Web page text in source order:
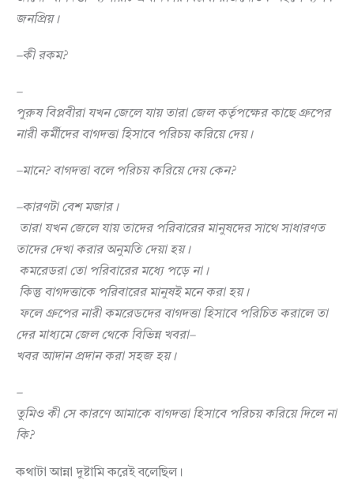
জনপ্রিয়।
–কী রকম?
–
পুরুষ বিপ্লবীরা যখন জেলে যায় তারা জেল কর্তৃপক্ষের কাছে গ্রুপের
নারী কর্মীদের বাগদত্তা হিসাবে পরিচয় করিয়ে দেয়।
–মানে? বাগদত্তা বলে পরিচয় করিয়ে দেয় কেন?
–কারণটা বেশ মজার।
তারা যখন জেলে যায় তাদের পরিবারের মানুষদের সাথে সাধারণত
তাদের দেখা করার অনুমতি দেয়া হয়।
কমরেডরা তো পরিবারের মধ্যে পড়ে না।
কিন্তু বাগদত্তাকে পরিবারের মানুষই মনে করা হয়।
ফলে গ্রুপের নারী কমরেডদের বাগদত্তা হিসাবে পরিচিত করালে তা
দের মাধ্যমে জেল থেকে বিভিন্ন খবরা–
খবর আদান প্রদান করা সহজ হয়।
–
তুমিও কী সে কারণে আমাকে বাগদত্তা হিসাবে পরিচয় করিয়ে দিলে না
কি?
কথাটা আন্না দুষ্টামি করেই বলেছিল।